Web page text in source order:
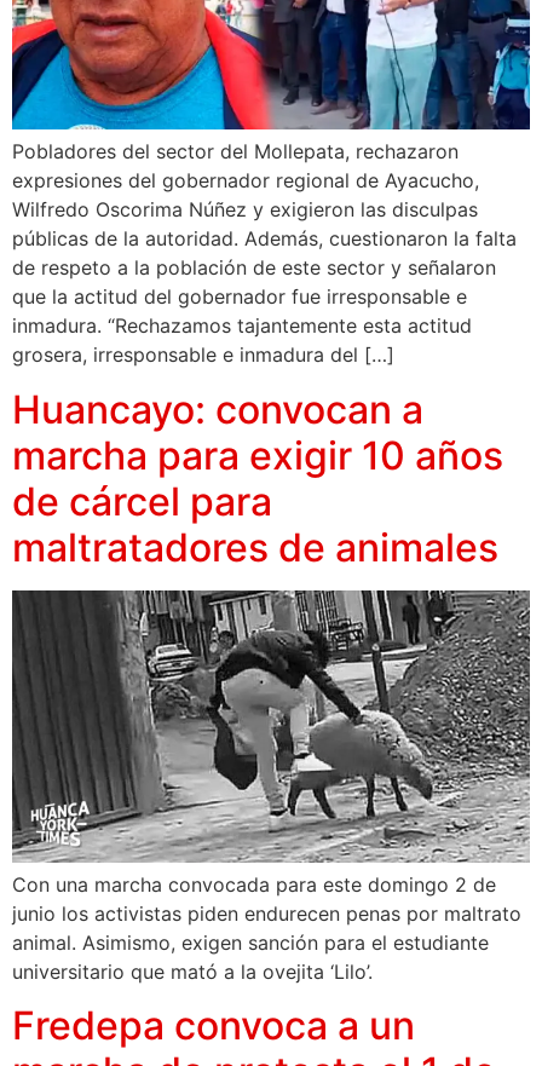
Pobladores del sector del Mollepata, rechazaron
expresiones del gobernador regional de Ayacucho,
Wilfredo Oscorima Núñez y exigieron las disculpas
públicas de la autoridad. Además, cuestionaron la falta
de respeto a la población de este sector y señalaron
que la actitud del gobernador fue irresponsable e
inmadura. “Rechazamos tajantemente esta actitud
grosera, irresponsable e inmadura del […]
Huancayo: convocan a
marcha para exigir 10 años
de cárcel para
maltratadores de animales
Con una marcha convocada para este domingo 2 de
junio los activistas piden endurecen penas por maltrato
animal. Asimismo, exigen sanción para el estudiante
universitario que mató a la ovejita ‘Lilo’.
Fredepa convoca a un